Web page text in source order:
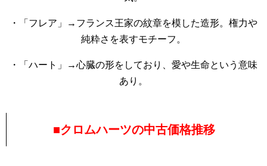
・「フレア」→フランス王家の紋章を模した造形。権力や
純粋さを表すモチーフ。
・「ハート」→心臓の形をしており、愛や生命という意味
あり。
■クロムハーツの中古価格推移